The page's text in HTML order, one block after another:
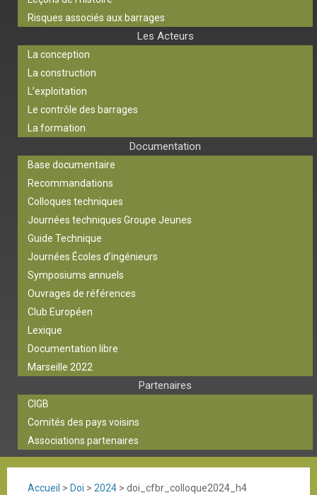
Risques associés aux barrages
Les Acteurs
La conception
La construction
L’exploitation
Le contrôle des barrages
La formation
Documentation
Base documentaire
Recommandations
Colloques techniques
Journées techniques Groupe Jeunes
Guide Technique
Journées Écoles d’ingénieurs
Symposiums annuels
Ouvrages de références
Club Européen
Lexique
Documentation libre
Marseille 2022
Partenaires
CIGB
Comités des pays voisins
Associations partenaires
Accueil > Doi > 2024 > doi_cfbr_colloque2024_h4